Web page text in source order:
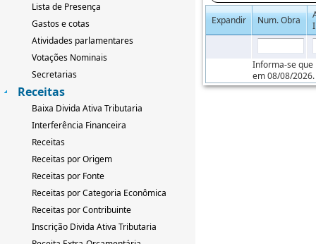
Lista de Presença
Gastos e cotas
Atividades parlamentares
Votações Nominais
Secretarias
Receitas
Baixa Divida Ativa Tributaria
Interferência Financeira
Receitas
Receitas por Origem
Receitas por Fonte
Receitas por Categoria Econômica
Receitas por Contribuinte
Inscrição Divida Ativa Tributaria
Expandir Num. Obra
Informa-se que
em 08/08/2026.